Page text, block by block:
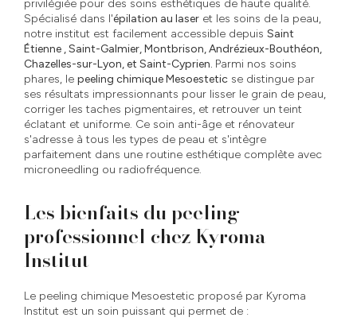
privilégiée pour des soins esthétiques de haute qualité.
Spécialisé dans l'épilation au laser et les soins de la peau,
notre institut est facilement accessible depuis Saint
Étienne , Saint-Galmier, Montbrison, Andrézieux-Bouthéon,
Chazelles-sur-Lyon, et Saint-Cyprien. Parmi nos soins
phares, le peeling chimique Mesoestetic se distingue par
ses résultats impressionnants pour lisser le grain de peau,
corriger les taches pigmentaires, et retrouver un teint
éclatant et uniforme. Ce soin anti-âge et rénovateur
s'adresse à tous les types de peau et s'intègre
parfaitement dans une routine esthétique complète avec
microneedling ou radiofréquence.
Les bienfaits du peeling
professionnel chez Kyroma
Institut
Le peeling chimique Mesoestetic proposé par Kyroma
Institut est un soin puissant qui permet de :